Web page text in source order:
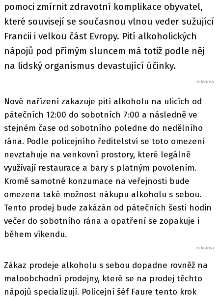
pomoci zmírnit zdravotní komplikace obyvatel,
které souvisejí se současnou vlnou veder sužující
Francii i velkou část Evropy. Pití alkoholických
nápojů pod přímým sluncem má totiž podle něj
na lidský organismus devastující účinky.
Nové nařízení zakazuje pití alkoholu na ulicích od
pátečních 12:00 do sobotních 7:00 a následně ve
stejném čase od sobotního poledne do nedělního
rána. Podle policejního ředitelství se toto omezení
nevztahuje na venkovní prostory, které legálně
využívají restaurace a bary s platným povolením.
Kromě samotné konzumace na veřejnosti bude
omezena také možnost nákupu alkoholu s sebou.
Tento prodej bude zakázán od pátečních šesti hodin
večer do sobotního rána a opatření se zopakuje i
během víkendu.
Zákaz prodeje alkoholu s sebou dopadne rovněž na
maloobchodní prodejny, které se na prodej těchto
nápojů specializují. Policejní šéf Faure tento krok